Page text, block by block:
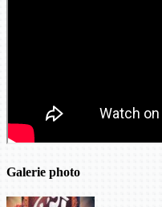
Galerie photo